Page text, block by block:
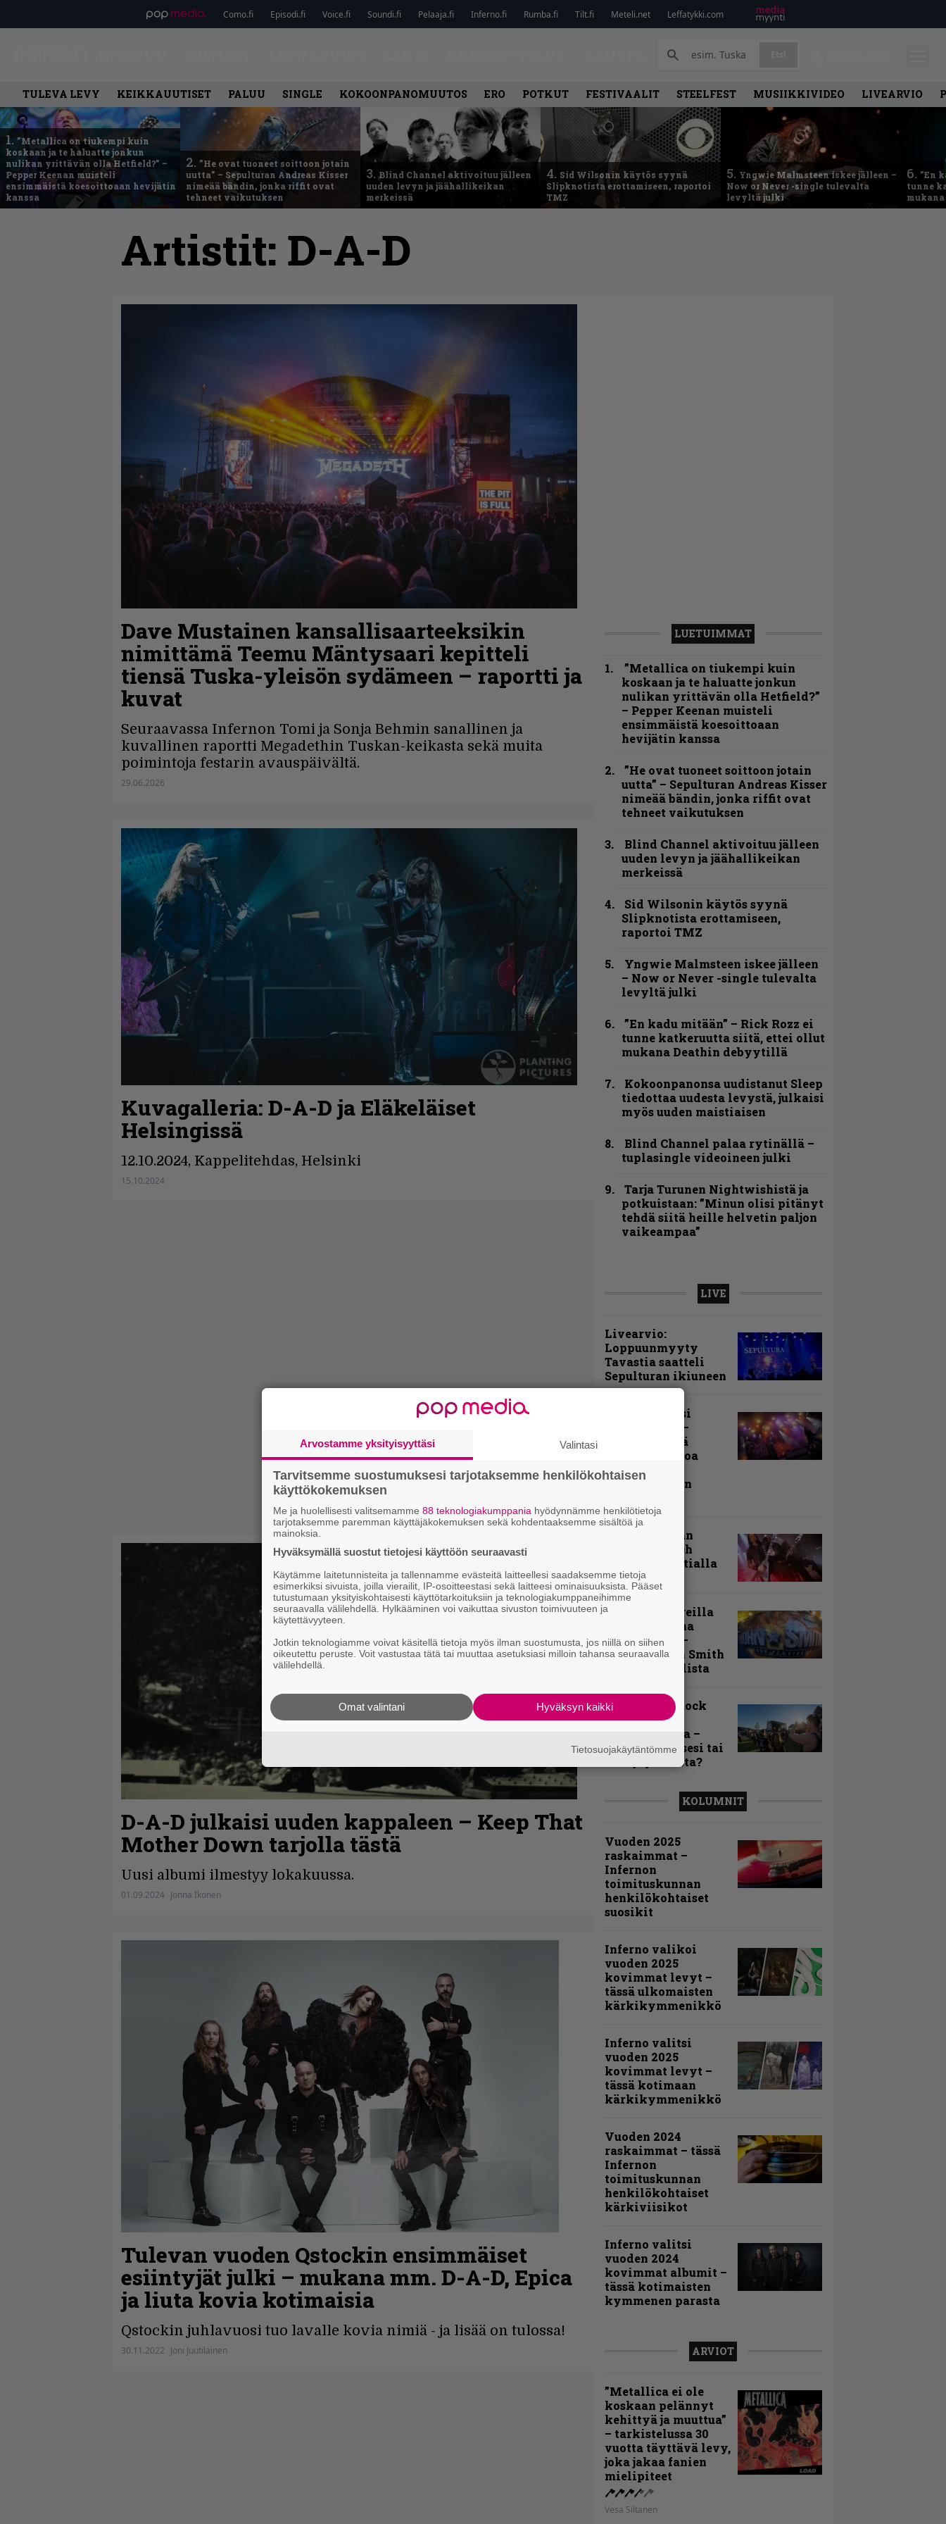
Como.fi Episodi.fi Voice.fi Soundi.fi Pelaaja.fi Inferno.fi Rumba.fi Tilt.fi Meteli.net Leffatykki.com
TULEVA LEVY KEIKKAUUTISET PALUU SINGLE KOKOONPANOMUUTOS ERO POTKUT FESTIVAALIT STEELFEST MUSIIKKIVIDEO LIVEARVIO
1. ”Metallica on tiukempi kuin
koskaan ja te haluatte jonkun
nulikan yrittävän olla Hetfield?” –
Pepper Keenan muisteli
ensimmäistä koesoittoaan hevijätin
kanssa
2. ”He ovat tuoneet soittoon jotain
uutta” – Sepulturan Andreas Kisser
nimeää bändin, jonka riffit ovat
tehneet vaikutuksen
3.Blind Channel aktivoituu jälleen
uuden levyn ja jäähallikeikan
merkeissä
4. Sid Wilsonin käytös syynä
Slipknotista erottamiseen, raportoi
TMZ
5. Yngwie Malmsteen iskee jälleen –
Now or Never -single tulevalta
levyltä julki
6. ”En
tunne
Artistit: D-A-D
Dave Mustainen kansallisaarteeksikin
nimittämä Teemu Mäntysaari kepitteli
tiensä Tuska-yleisön sydämeen – raportti ja
kuvat
Seuraavassa Infernon Tomi ja Sonja Behmin sanallinen ja
kuvallinen raportti Megadethin Tuskan-keikasta sekä muita
poimintoja festarin avauspäivältä.
29.06.2026
Kuvagalleria: D-A-D ja Eläkeläiset
Helsingissä
12.10.2024, Kappelitehdas, Helsinki
15.10.2024
D-A-D julkaisi uuden kappaleen – Keep That
Mother Down tarjolla tästä
Uusi albumi ilmestyy lokakuussa.
01.09.2024 Jonna Ikonen
Tulevan vuoden Qstockin ensimmäiset
esiintyjät julki – mukana mm. D-A-D, Epica
ja liuta kovia kotimaisia
Qstockin juhlavuosi tuo lavalle kovia nimiä - ja lisää on tulossa!
30.11.2022 Joni Juutilainen
LUETUIMMAT
”Metallica on tiukempi kuin
koskaan ja te haluatte jonkun
nulikan yrittävän olla Hetfield?”
– Pepper Keenan muisteli
ensimmäistä koesoittoaan
hevijätin kanssa
”He ovat tuoneet soittoon jotain
uutta” – Sepulturan Andreas Kisser
nimeää bändin, jonka riffit ovat
tehneet vaikutuksen
Blind Channel aktivoituu jälleen
uuden levyn ja jäähallikeikan
merkeissä
Sid Wilsonin käytös syynä
Slipknotista erottamiseen,
raportoi TMZ
Yngwie Malmsteen iskee jälleen
– Now or Never -single tulevalta
levyltä julki
”En kadu mitään” – Rick Rozz ei
tunne katkeruutta siitä, ettei ollut
mukana Deathin debyytillä
Kokoonpanonsa uudistanut Sleep
tiedottaa uudesta levystä, julkaisi
myös uuden maistiaisen
Blind Channel palaa rytinällä –
tuplasingle videoineen julki
Tarja Turunen Nightwishistä ja
potkuistaan: ”Minun olisi pitänyt
tehdä siitä heille helvetin paljon
vaikeampaa”
LIVE
Livearvio:
Loppuunmyyty
Tavastia saatteli
Sepulturan ikiuneen
Rokki Raikasi
Tampereella –
Infernon neljä
väkevää nostoa
festarin
kakkospäivän
Paluu vanhaan
liittoon – Arch
Enemy Tavastialla
”Näillä festareilla
kaikki on aina
kohdallaan” –
raportti John Smith
Rock Festivalista
John Smith Rock
Festivalin
yleisögalleria –
bongaatko itsesi tai
tuttuja joukosta?
KOLUMNIT
Vuoden 2025
raskaimmat –
Infernon
toimituskunnan
henkilökohtaiset
suosikit
Inferno valikoi
vuoden 2025
kovimmat levyt –
tässä ulkomaisten
kärkikymmenikkö
Inferno valitsi
vuoden 2025
kovimmat levyt –
tässä kotimaan
kärkikymmenikkö
Vuoden 2024
raskaimmat – tässä
Infernon
toimituskunnan
henkilökohtaiset
kärkiviisikot
Inferno valitsi
vuoden 2024
kovimmat albumit –
tässä kotimaisten
kymmenen parasta
ARVIOT
”Metallica ei ole
koskaan pelännyt
kehittyä ja muuttua”
– tarkistelussa 30
vuotta täyttävä levy,
joka jakaa fanien
mielipiteet
Vesa Siltanen
Arvostamme yksityisyyttäsi Valintasi
Tarvitsemme suostumuksesi tarjotaksemme henkilökohtaisen
käyttökokemuksen
Me ja huolellisesti valitsemamme 88 teknologiakumppania hyödynnämme henkilötietoja
tarjotaksemme paremman käyttäjäkokemuksen sekä kohdentaaksemme sisältöä ja
mainoksia.
Hyväksymällä suostut tietojesi käyttöön seuraavasti
Käytämme laitetunnisteita ja tallennamme evästeitä laitteellesi saadaksemme tietoja
esimerkiksi sivuista, joilla vierailit, IP-osoitteestasi sekä laitteesi ominaisuuksista. Pääset
tutustumaan yksityiskohtaisesti käyttötarkoituksiin ja teknologiakumppaneihimme
seuraavalla välilehdellä. Hylkääminen voi vaikuttaa sivuston toimivuuteen ja
käytettävyyteen.
Jotkin teknologiamme voivat käsitellä tietoja myös ilman suostumusta, jos niillä on siihen
oikeutettu peruste. Voit vastustaa tätä tai muuttaa asetuksiasi milloin tahansa seuraavalla
välilehdellä.
Hyväksyn kaikki
Omat valintani
Tietosuojakäytäntömme